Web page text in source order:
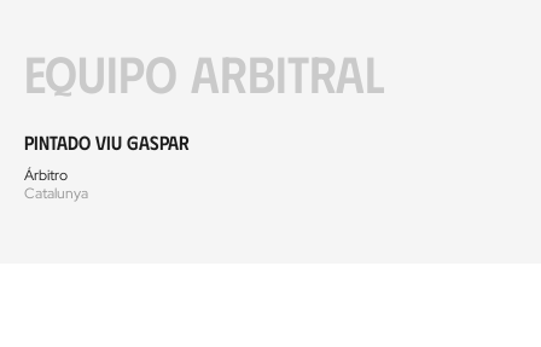
Equipo arbitral
Pintado Viu Gaspar
Árbitro
Catalunya